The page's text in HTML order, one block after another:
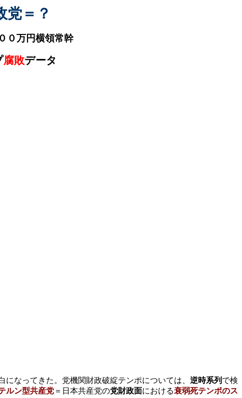
党＝？
０万円横領常幹
腐敗データ
になってきた。党機関財政破綻テンポについては、 逆時系列 で検
ルン型共産党 ＝日本共産党の党財政面における衰弱死テンポのス